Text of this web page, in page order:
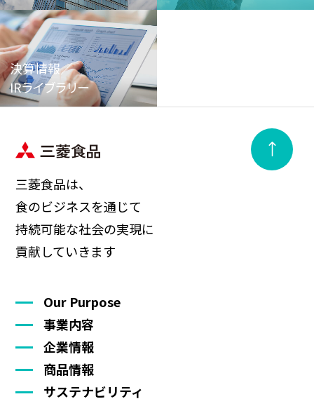
決算情報／
IRライブラリー
三菱食品は、
食のビジネスを通じて
持続可能な社会の実現に
貢献していきます
Our Purpose
事業内容
企業情報
商品情報
サステナビリティ